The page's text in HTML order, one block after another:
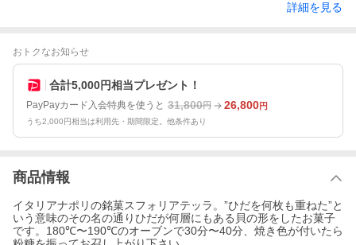
詳細を見る
おトクなお知らせ
合計5,000円相当プレゼント！
PayPayカード入会特典を使うと 31,800円 26,800円
うち2,000円相当は利用先・期間限定。他条件あり
商品情報
イタリアナポリの銘菓スフォリアテッラ。”ひだを何枚も重ねた”と
いう意味のその名の通りひだが何層にもある貝の形をしたお菓子
です。180℃〜190℃のオーブンで30分〜40分、焼き色が付いたら